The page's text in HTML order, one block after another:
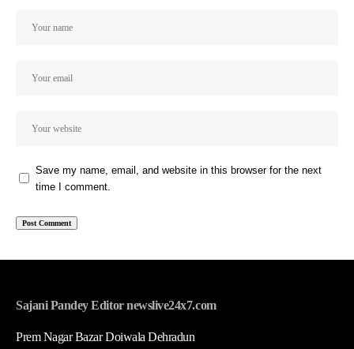
Save my name, email, and website in this browser for the next
time I comment.
Sajani Pandey Editor newslive24x7.com
Prem Nagar Bazar Doiwala Dehradun